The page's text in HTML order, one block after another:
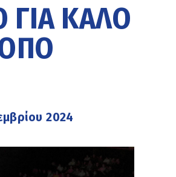
ΓΙΑ ΚΑΛΌ
2024